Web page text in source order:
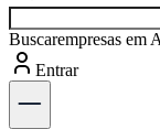
Buscaresportes
Entrar